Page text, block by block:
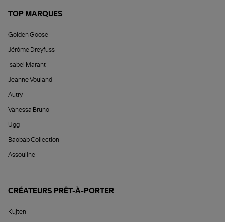
TOP MARQUES
Golden Goose
Jérôme Dreyfuss
Isabel Marant
Jeanne Vouland
Autry
Vanessa Bruno
Ugg
Baobab Collection
Assouline
CRÉATEURS PRÊT-À-PORTER
Kujten